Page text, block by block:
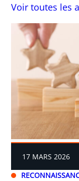
Voir toutes les
17 MARS 2026